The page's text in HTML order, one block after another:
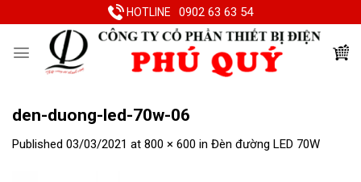
to
HOTLINE 0902 63 63 54
den-duong-led-70w-06
Published 03/03/2021 at 800 × 600 in Đèn đường LED 70W